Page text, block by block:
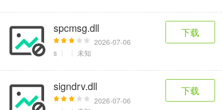
spcmsg.dll
2026-07-06
s
未知
下载
signdrv.dll
2026-07-06
下载